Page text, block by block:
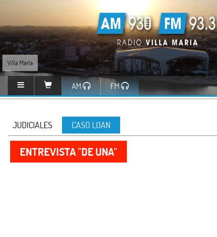
Villa María
AM FM
JUDICIALES CASO LOAN
ENTREVISTA "DE UNA"